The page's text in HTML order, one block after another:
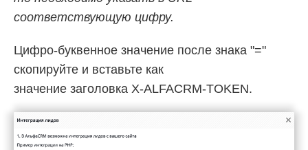
соответствующую цифру.
Цифро-буквенное значение после знака "="
скопируйте и вставьте как
значение заголовка X-ALFACRM-TOKEN.